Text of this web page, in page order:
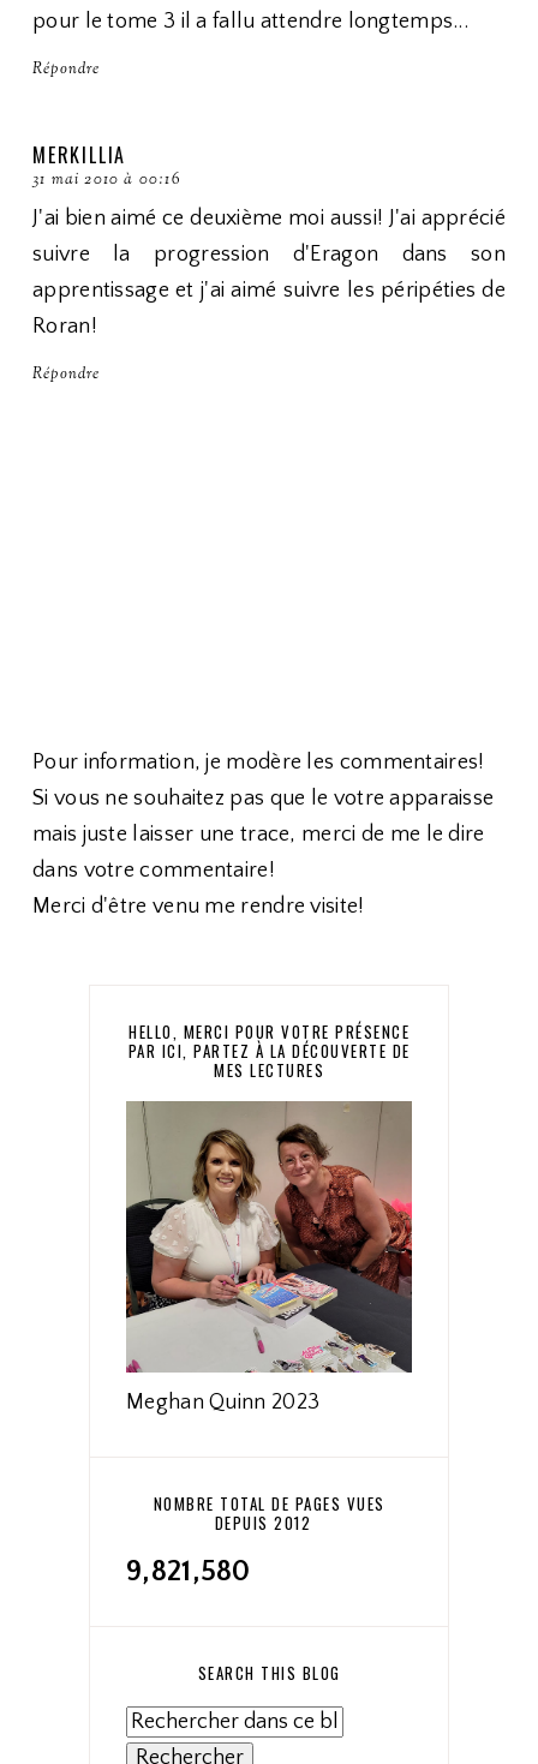
pour le tome 3 il a fallu attendre longtemps...
Répondre
MERKILLIA
31 mai 2010 à 00:16
J'ai bien aimé ce deuxième moi aussi! J'ai apprécié
suivre la progression d'Eragon dans son
apprentissage et j'ai aimé suivre les péripéties de
Roran!
Répondre
Pour information, je modère les commentaires!
Si vous ne souhaitez pas que le votre apparaisse
mais juste laisser une trace, merci de me le dire
dans votre commentaire!
Merci d'être venu me rendre visite!
HELLO, MERCI POUR VOTRE PRÉSENCE
PAR ICI, PARTEZ À LA DÉCOUVERTE DE
MES LECTURES
Meghan Quinn 2023
NOMBRE TOTAL DE PAGES VUES
DEPUIS 2012
9,821,580
SEARCH THIS BLOG